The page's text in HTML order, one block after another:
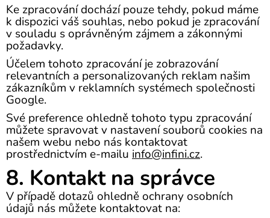
Ke zpracování dochází pouze tehdy, pokud máme
k dispozici váš souhlas, nebo pokud je zpracování
v souladu s oprávněným zájmem a zákonnými
požadavky.
Účelem tohoto zpracování je zobrazování
relevantních a personalizovaných reklam našim
zákazníkům v reklamních systémech společnosti
Google.
Své preference ohledně tohoto typu zpracování
můžete spravovat v nastavení souborů cookies na
našem webu nebo nás kontaktovat
prostřednictvím e-mailu info@infini.cz.
8. Kontakt na správce
V případě dotazů ohledně ochrany osobních
údajů nás můžete kontaktovat na: